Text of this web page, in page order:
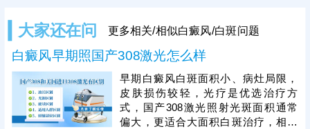
大家还在问 更多相关/相似白癜风/白斑问题
白癜风早期照国产308激光怎么样
早期白癜风白斑面积小、病灶局限，
皮肤损伤较轻，光疗是优选治疗方
式，国产308激光照射光斑面积通常
偏大，更适合大面积白斑治疗，相较